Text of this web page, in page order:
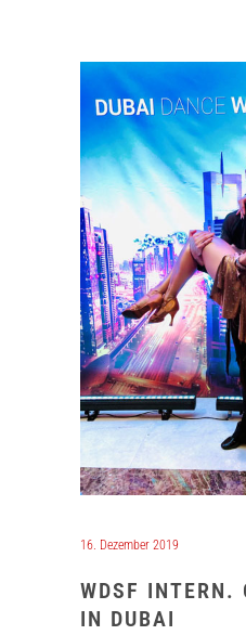
16. Dezember 2019
WDSF INTERN.
IN DUBAI